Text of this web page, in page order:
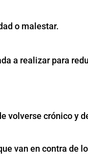
o malestar.
a realizar para
volverse crónico y
van en contra de